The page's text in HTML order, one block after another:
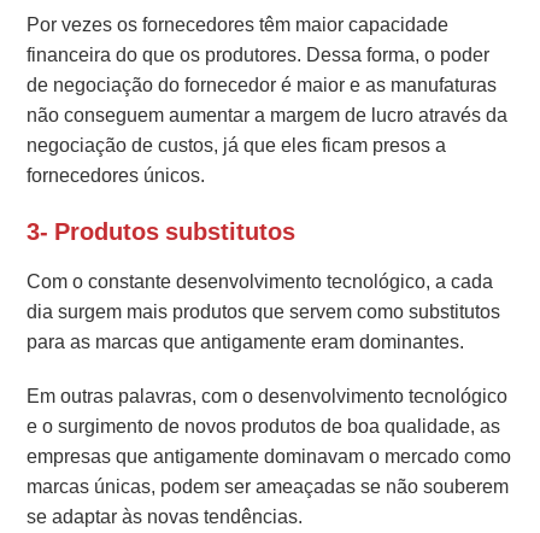
Por vezes os fornecedores têm maior capacidade
financeira do que os produtores. Dessa forma, o poder
de negociação do fornecedor é maior e as manufaturas
não conseguem aumentar a margem de lucro através da
negociação de custos, já que eles ficam presos a
fornecedores únicos.
3- Produtos substitutos
Com o constante desenvolvimento tecnológico, a cada
dia surgem mais produtos que servem como substitutos
para as marcas que antigamente eram dominantes.
Em outras palavras, com o desenvolvimento tecnológico
e o surgimento de novos produtos de boa qualidade, as
empresas que antigamente dominavam o mercado como
marcas únicas, podem ser ameaçadas se não souberem
se adaptar às novas tendências.